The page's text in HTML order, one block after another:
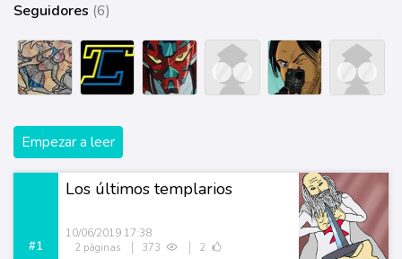
Seguidores (6)
Empezar a leer
#1
Los últimos templarios
10/06/2019 17:38
2 páginas 373 2